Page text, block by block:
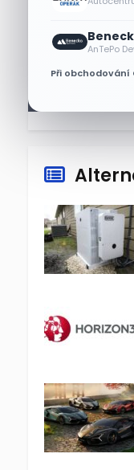
AnTePo
Při obchodování